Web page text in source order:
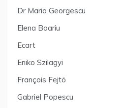
Dr Maria Georgescu
Elena Boariu
Ecart
Eniko Szilagyi
François Fejtö
Gabriel Popescu